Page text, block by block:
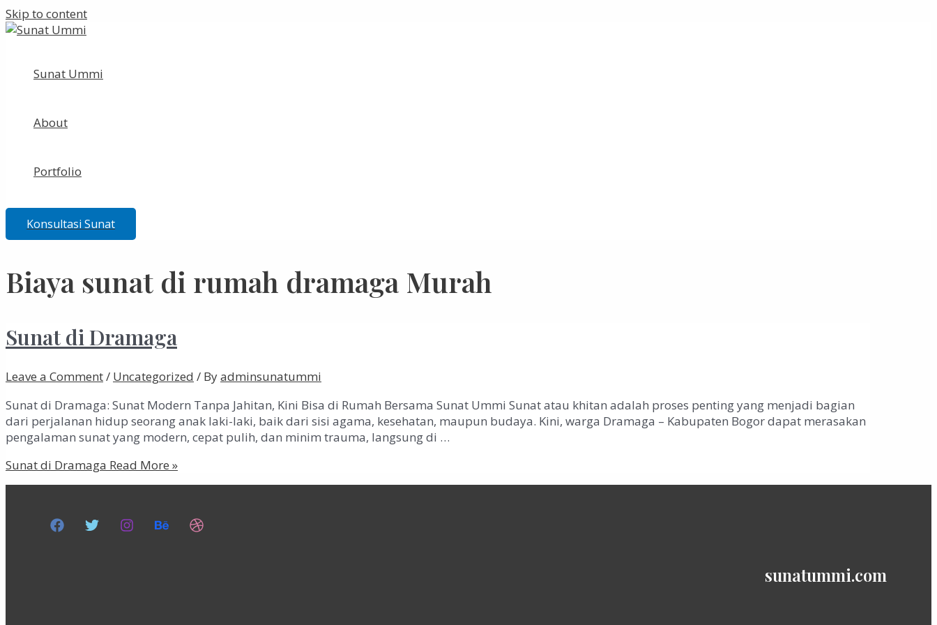
Skip to content
Sunat Ummi
About
Portfolio
Konsultasi Sunat
Biaya sunat di rumah dramaga Murah
Sunat di Dramaga
Leave a Comment/ Uncategorized / Byadminsunatummi
Sunat di Dramaga: Sunat Modern Tanpa Jahitan, Kini Bisa di Rumah Bersama Sunat Ummi Sunat atau khitan adalah proses penting yang menjadi bagian
dari perjalanan hidup seorang anak laki-laki, baik dari sisi agama, kesehatan, maupun budaya. Kini, warga Dramaga – Kabupaten Bogor dapat merasakan
pengalaman sunat yang modern, cepat pulih, dan minim trauma, langsung di …
Sunat di Dramaga Read More »
sunatummi.com